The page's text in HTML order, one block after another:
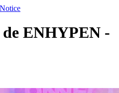
Notice
ENHYPEN -